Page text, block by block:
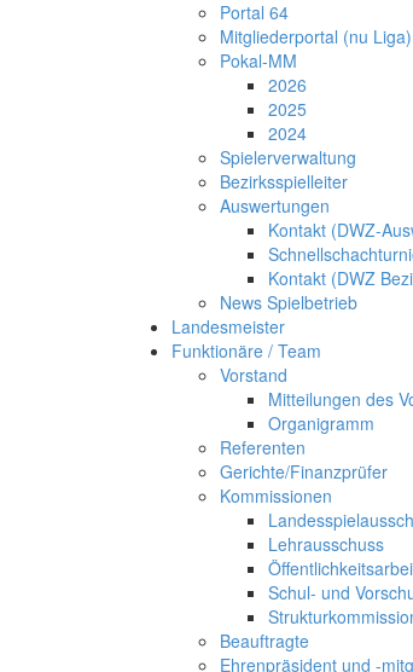
Portal 64
Mitgliederportal (nu Liga)
Pokal-MM
2026
2025
2024
Spielerverwaltung
Bezirksspielleiter
Auswertungen
Kontakt (DWZ-
Kontakt (DWZ
News Spielbetrieb
Landesmeister
Funktionäre / Team
Vorstand
Mitteilungen des
Organigramm
Referenten
Gerichte/Finanzprüfer
Kommissionen
Lehrausschuss
Schul- und
Beauftragte
Ehrenpräsident und -